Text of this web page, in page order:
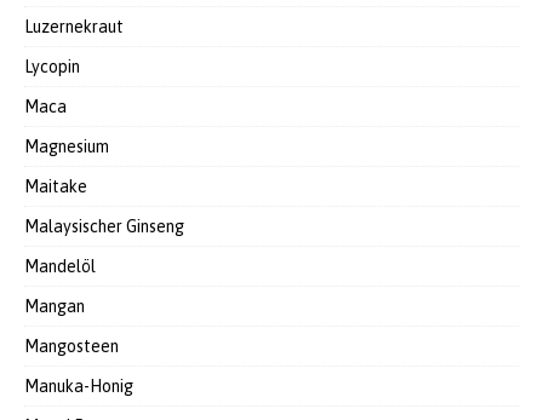
Luzernekraut
Lycopin
Maca
Magnesium
Maitake
Malaysischer Ginseng
Mandelöl
Mangan
Mangosteen
Manuka-Honig